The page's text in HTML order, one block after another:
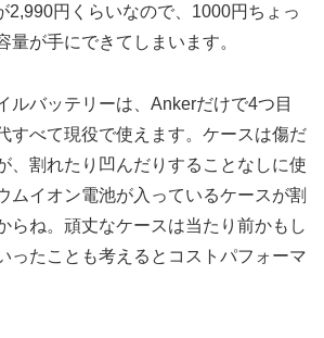
2,990円くらいなので、1000円ちょっ
量が手にできてしまいます。
ルバッテリーは、Ankerだけで4つ目
すべて現役で使えます。ケースは傷だ
、割れたり凹んだりすることなしに使
ムイオン電池が入っているケースが割
らね。頑丈なケースは当たり前かもし
ったことも考えるとコストパフォーマ